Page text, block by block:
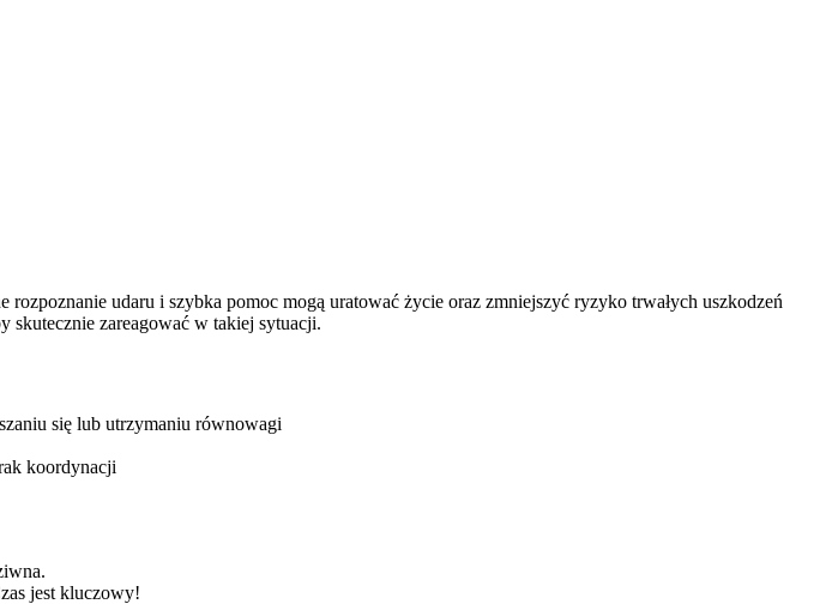
udaru i szybka pomoc mogą uratować życie oraz zmniejszyć ryzyko trwałych uszkodzeń
skutecznie zareagować w takiej sytuacji.
się lub utrzymaniu równowagi
koordynacji
jest kluczowy!